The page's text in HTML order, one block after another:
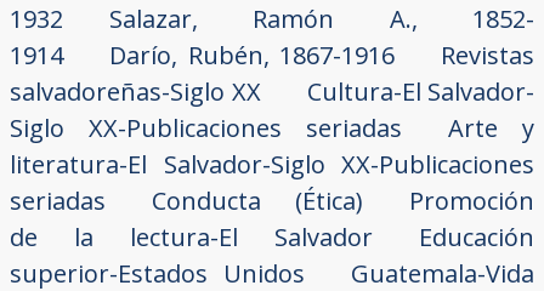
1932
Salazar, Ramón A., 1852-
1914
Darío, Rubén, 1867-1916
Revistas
salvadoreñas-Siglo XX
Cultura-El Salvador-
Siglo XX-Publicaciones seriadas
Arte y
literatura-El Salvador-Siglo XX-Publicaciones
seriadas
Conducta (Ética)
Promoción
de la lectura-El Salvador
Educación
superior-Estados Unidos
Guatemala-Vida